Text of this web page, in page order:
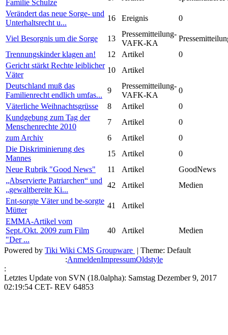
Familie Schulze
Verändert das neue Sorge- und
Unterhaltsrecht u...
16 Ereignis 0
Viel Besorgnis um die Sorge 13
Pressemitteilung-
VAFK-KA
Trennungskinder klagen an!
12 Artikel
0
Gericht stärkt Rechte leiblicher
Väter
10
Artikel
Deutschland muß das
Familienrecht endlich umfas...
9
Pressemitteilung-
VAFK-KA
0
Väterliche Weihnachtsgrüsse
8 Artikel
0
Kundgebung zum Tag der
Menschenrechte 2010
7 Artikel
0
zum Archiv
6 Artikel
0
Die Diskriminierung des
Mannes
15 Artikel
0
Neue Rubrik "Good News"
11 Artikel
GoodNews
„Abservierte Patriarchen“ und
„gewaltbereite Ki...
42 Artikel
Medien
Ent-sorgte Väter und be-sorgte
Mütter
41
Artikel
EMMA-Artikel vom
Sept./Okt. 2009 zum Film
"Der ...
40 Artikel Medien
Powered by Tiki Wiki CMS Groupware | Theme: Default
:AnmeldenImpressumOldstyle
:
Letztes Update von SVN (18.0alpha): Samstag Dezember 9, 2017
02:19:54 CET- REV 64853